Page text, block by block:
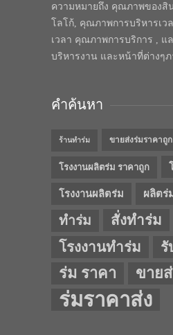
ความหมายถึง คุณภาพของ
โลโก้, คุณภาพการบริหารเว
เวลา คุณภาพการบริการ ,
บริหารงาน และหน้าที่ต่างๆภ
คำค้นหา
ร้านทำร่ม ขายส่งร่มราคาถูก
โรงงานผลิตร่ม ราคาถูก
โรงงานผลิตร่ม ผลิตร่
ทำร่ม
สั่งทำร่ม
โรงงานทำร่ม
รั
ร่ม ราคา ขาย
ร่มราคาส่ง